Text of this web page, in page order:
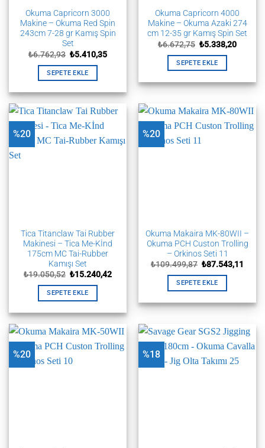
Okuma Capricorn 3000
Makine – Okuma Red Spin
243cm 7-28 gr Kamış Spin
Set
₺6.762,93 Orijinal
₺6.762,93.
₺5.410,35Şu
SEPETE EKLE
Okuma Capricorn 4000
Makine – Okuma Azaki 274
cm 12-35 gr Kamış Spin Set
₺6.672,75 Orijinal
₺6.672,75.
₺5.338,20Şu
SEPETE EKLE
%20
Tica Titanclaw Tai Rubber
Makinesi – Tica Me-Kİnd
175cm MC Tai-Rubber
Kamışı Set
₺19.050,52 Orijinal
₺19.050,52.
₺15.240,42Şu
SEPETE EKLE
%20
Okuma Makaira MK-80WII –
Okuma PCH Custon Trolling
– Orkinos Seti 11
₺109.499,87 Orijinal
₺109.499,87.
₺87.543,11
SEPETE EKLE
%20 %18